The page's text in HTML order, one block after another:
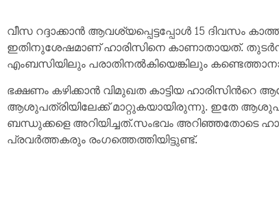
വീസ റദ്ദാക്കാന്‍ ആവശ്യപ്പെട്ടപ്പോള്‍ 15 ദിവസം
ഇതിനുശേഷമാണ് ഹാരിസിനെ കാണാതായത്.
എംബസിയിലും പരാതിനല്‍കിയെങ്കിലും
ഭക്ഷണം കഴിക്കാന്‍ വിമുഖത കാട്ടിയ
ആശുപത്രിയിലേക്ക് മാറ്റുകയായിരുന്നു. ഇതേ
ബന്ധുക്കളെ അറിയിച്ചത്.സംഭവം അറിഞ്ഞതോടെ
പ്രവർത്തകരും രംഗത്തെത്തിയിട്ടുണ്ട്.